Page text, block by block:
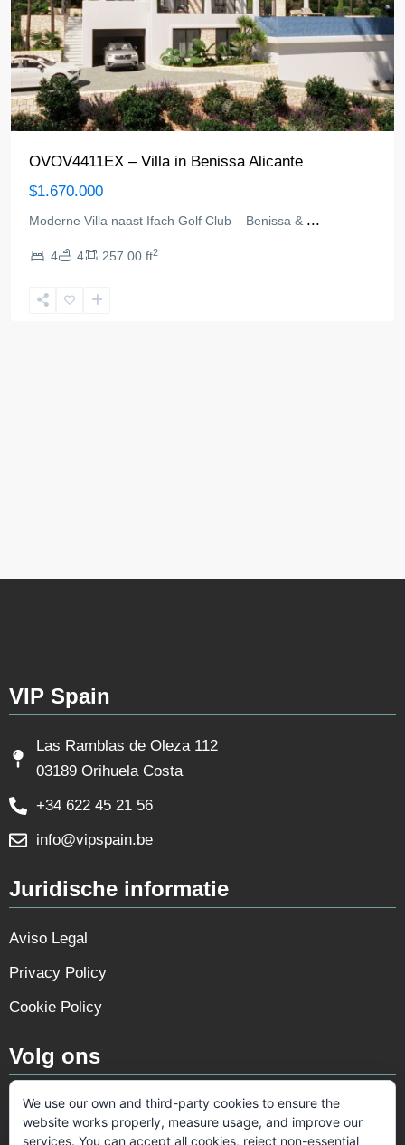
OVOV4411EX – Villa in Benissa Alicante
$1.670.000
Moderne Villa naast Ifach Golf Club – Benissa & ...
4 4 257.00 ft2
VIP Spain
Las Ramblas de Oleza 112
03189 Orihuela Costa
+34 622 45 21 56
info@vipspain.be
Juridische informatie
Aviso Legal
Privacy Policy
Cookie Policy
Volg ons
We use our own and third-party cookies to ensure the
website works properly, measure usage, and improve our
services. You can accept all cookies, reject non-essential